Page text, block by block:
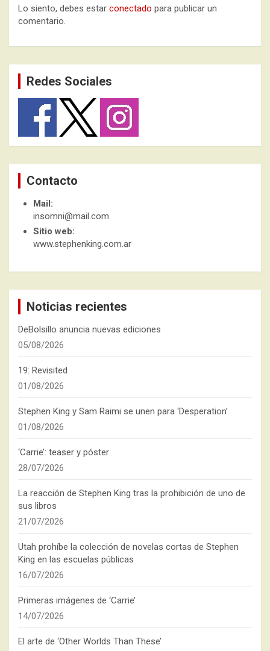
Lo siento, debes estar conectado para publicar un
comentario.
Redes Sociales
Contacto
Mail:
insomni@mail.com
Sitio web:
www.stephenking.com.ar
Noticias recientes
DeBolsillo anuncia nuevas ediciones
05/08/2026
19: Revisited
01/08/2026
Stephen King y Sam Raimi se unen para ‘Desperation’
01/08/2026
‘Carrie’: teaser y póster
28/07/2026
La reacción de Stephen King tras la prohibición de uno de
sus libros
21/07/2026
Utah prohíbe la colección de novelas cortas de Stephen
King en las escuelas públicas
16/07/2026
Primeras imágenes de ‘Carrie’
14/07/2026
El arte de ‘Other Worlds Than These’